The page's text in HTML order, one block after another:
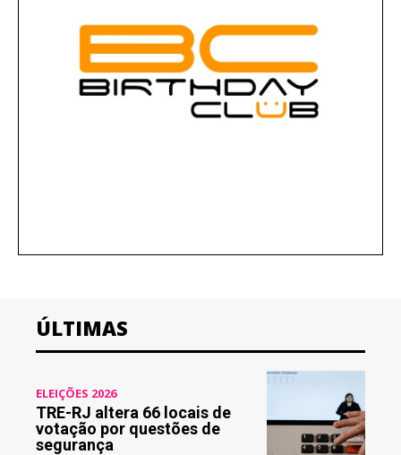
ÚLTIMAS
ELEIÇÕES 2026
TRE-RJ altera 66 locais de
votação por questões de
segurança